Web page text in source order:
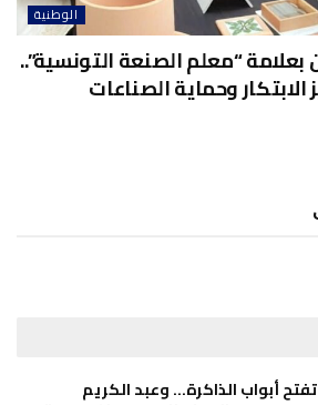
الوطنية
“معلم الصنعة التونسية”..
الابتكار وحماية الصناعات
تفتح أبواب الذاكرة… وعبد الكريم